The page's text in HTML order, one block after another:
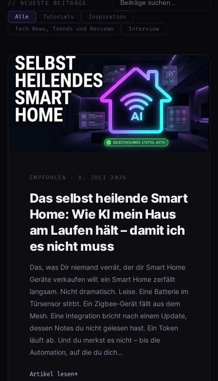
// NEUESTE BEITRÄGE
Alle Tutorials
Inspiration
Tech News, Trends und Reviews
Interview
EMPFOHLEN · 8. JULI 2026
Das selbst heilende Smart
Home: Wie KI mein Haus
am Laufen hält – damit ich
es nicht muss
Das, was Dir niemand verrät, der dir Smart Home
Geräte verkaufen will: ein Smart Home zerfällt
langsam. Nicht dramatisch. Leise. Eine Batterie im
Türsensor stirbt. Ein Zigbee-Gerät fällt aus dem
Mesh. Eine Integration bricht nach einem Update,
dessen Notes du nicht gelesen hast. Ein Token
läuft ab. Und du merkst es nicht – bis die
Automation, auf die du dich…
Artikel lesen→